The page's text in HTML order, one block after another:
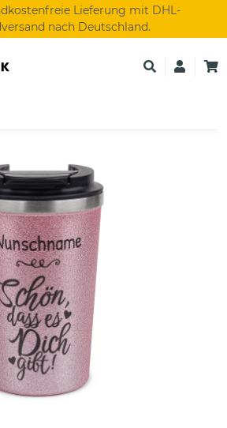
Lieferung mit DHL-
nach Deutschland.